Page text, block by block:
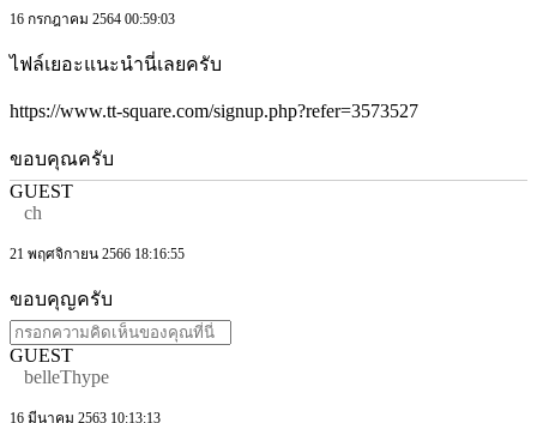
16 กรกฎาคม 2564 00:59:03
ไฟล์เยอะแนะนำนี่เลยครับ
https://www.tt-square.com/signup.php?refer=3573527
ขอบคุณครับ
GUEST
ch
21 พฤศจิกายน 2566 18:16:55
ขอบคุญครับ
GUEST
belleThype
16 มีนาคม 2563 10:13:13